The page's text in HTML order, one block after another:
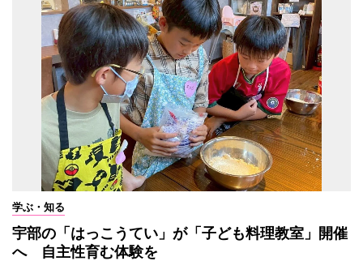
学ぶ・知る
宇部の「はっこうてい」が「子ども料理教室」開催
へ 自主性育む体験を